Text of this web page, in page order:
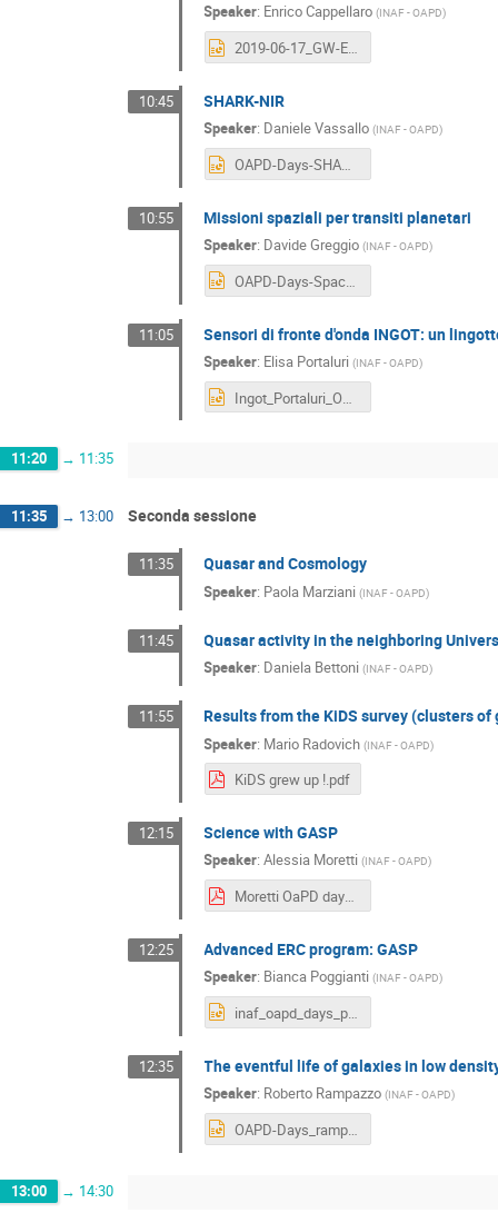
Speaker: Enrico Cappellaro (INAF - OAPD)
2019-06-17_GW-EM_OAPD.pptx
10:45 SHARK-NIR
Speaker: Daniele Vassallo (INAF - OAPD)
OAPD-Days-SHARK-NIR.pptx
10:55 Missioni spaziali per transiti planetari
Speaker: Davide Greggio (INAF - OAPD)
OAPD-Days-Space missions for planetary transits.pptx
11:05 Sensori di fronte d'onda INGOT: un
Speaker: Elisa Portaluri (INAF - OAPD)
Ingot_Portaluri_OAPDdays_v2.pptx
11:20 → 11:35
11:35 → 13:00 Seconda sessione
11:35 Quasar and Cosmology
Speaker: Paola Marziani (INAF - OAPD)
11:45 Quasar activity in the neighboring
Speaker: Daniela Bettoni (INAF - OAPD)
11:55 Results from the KiDS survey (clusters of
Speaker: Mario Radovich (INAF - OAPD)
KiDS grew up !.pdf
12:15 Science with GASP
Speaker:Alessia Moretti (INAF - OAPD)
Moretti OaPD days.pdf
12:25 Advanced ERC program: GASP
Speaker: Bianca Poggianti (INAF - OAPD)
inaf_oapd_days_poggianti.pptx
12:35 The eventful life of galaxies in low
Speaker: Roberto Rampazzo (INAF - OAPD)
OAPD-Days_rampazzo.pptx
13:00 → 14:30